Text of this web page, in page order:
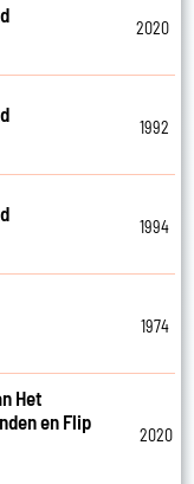
2020
1992
1994
1974
Het
en Flip
2020